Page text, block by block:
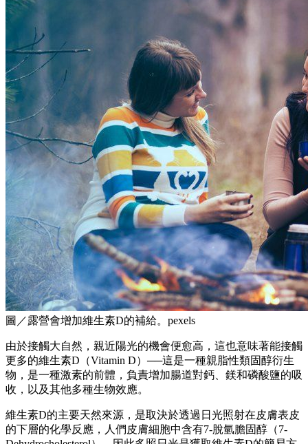
圖／露營會增加維生素D的補給。pexels
由於接觸大自然，親近陽光的機會便愈高，這也意味著能接觸
更多的維生素D（Vitamin D）──這是一種親脂性類固醇衍生
物，是一種激素的前體，負責增加腸道對鈣、鎂和磷酸鹽的吸
收，以及其他多種生物效應。
維生素D的主要天然來源，是取決於透過日光照射在皮膚表皮
的下層的化學反應，人們皮膚細胞中含有7-脫氫膽固醇（7-